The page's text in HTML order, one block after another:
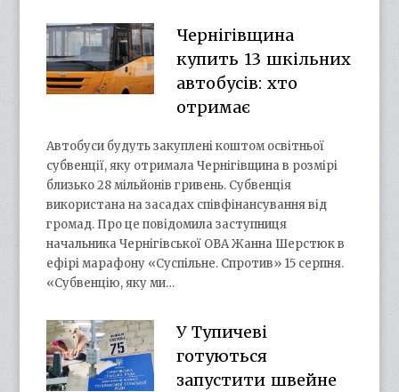
Чернігівщина
купить 13 шкільних
автобусів: хто
отримає
Автобуси будуть закуплені коштом освітньої
субвенції, яку отримала Чернігівщина в розмірі
близько 28 мільйонів гривень. Субвенція
використана на засадах співфінансування від
громад. Про це повідомила заступниця
начальника Чернігівської ОВА Жанна Шерстюк в
ефірі марафону «Суспільне. Спротив» 15 серпня.
«Субвенцію, яку ми…
У Тупичеві
готуються
запустити швейне